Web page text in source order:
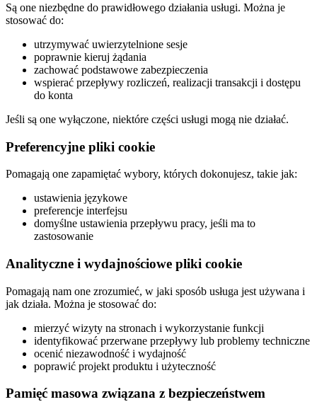
Są one niezbędne do prawidłowego działania usługi. Można je
stosować do:
utrzymywać uwierzytelnione sesje
poprawnie kieruj żądania
zachować podstawowe zabezpieczenia
wspierać przepływy rozliczeń, realizacji transakcji i dostępu
do konta
Jeśli są one wyłączone, niektóre części usługi mogą nie działać.
Preferencyjne pliki cookie
Pomagają one zapamiętać wybory, których dokonujesz, takie jak:
ustawienia językowe
preferencje interfejsu
domyślne ustawienia przepływu pracy, jeśli ma to
zastosowanie
Analityczne i wydajnościowe pliki cookie
Pomagają nam one zrozumieć, w jaki sposób usługa jest używana i
jak działa. Można je stosować do:
mierzyć wizyty na stronach i wykorzystanie funkcji
identyfikować przerwane przepływy lub problemy techniczne
ocenić niezawodność i wydajność
poprawić projekt produktu i użyteczność
Pamięć masowa związana z bezpieczeństwem